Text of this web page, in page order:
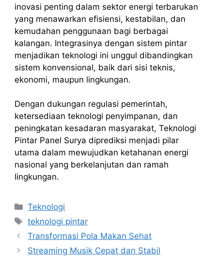
inovasi penting dalam sektor energi terbarukan
yang menawarkan efisiensi, kestabilan, dan
kemudahan penggunaan bagi berbagai
kalangan. Integrasinya dengan sistem pintar
menjadikan teknologi ini unggul dibandingkan
sistem konvensional, baik dari sisi teknis,
ekonomi, maupun lingkungan.
Dengan dukungan regulasi pemerintah,
ketersediaan teknologi penyimpanan, dan
peningkatan kesadaran masyarakat, Teknologi
Pintar Panel Surya diprediksi menjadi pilar
utama dalam mewujudkan ketahanan energi
nasional yang berkelanjutan dan ramah
lingkungan.
Kategori
Teknologi
Tag
teknologi pintar
Transformasi Pola Makan Sehat
Streaming Musik Cepat dan Stabil